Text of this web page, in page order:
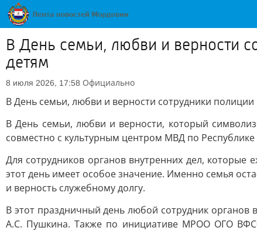
В День семьи, любви и верности
детям
8 июля 2026, 17:58 Официально
В День семьи, любви и верности сотрудники
В День семьи, любви и верности, который
совместно с культурным центром МВД по
Для сотрудников органов внутренних дел,
этот день имеет особое значение. Именно семья
и верность служебному долгу.
В этот праздничный день любой сотрудник органов
А.С. Пушкина. Также по инициативе МРОО ОГО